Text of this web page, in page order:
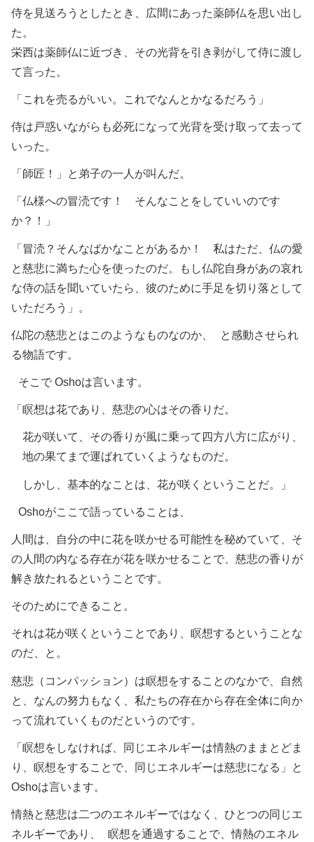
侍を見送ろうとしたとき、広間にあった薬師仏を思い出し
た。
栄西は薬師仏に近づき、その光背を引き剥がして侍に渡し
て言った。
「これを売るがいい。これでなんとかなるだろう」
侍は戸惑いながらも必死になって光背を受け取って去って
いった。
「師匠！」と弟子の一人が叫んだ。
「仏様への冒涜です！ そんなことをしていいのです
か？！」
「冒涜？そんなばかなことがあるか！ 私はただ、仏の愛
と慈悲に満ちた心を使ったのだ。もし仏陀自身があの哀れ
な侍の話を聞いていたら、彼のために手足を切り落として
いただろう」。
仏陀の慈悲とはこのようなものなのか、 と感動させられ
る物語です。
そこで Oshoは言います。
「瞑想は花であり、慈悲の心はその香りだ。
花が咲いて、その香りが風に乗って四方八方に広がり、
地の果てまで運ばれていくようなものだ。
しかし、基本的なことは、花が咲くということだ。」
Oshoがここで語っていることは、
人間は、自分の中に花を咲かせる可能性を秘めていて、そ
の人間の内なる存在が花を咲かせることで、慈悲の香りが
解き放たれるということです。
そのためにできること。
それは花が咲くということであり、瞑想するということな
のだ、と。
慈悲（コンパッション）は瞑想をすることのなかで、自然
と、なんの努力もなく、私たちの存在から存在全体に向か
って流れていくものだというのです。
「瞑想をしなければ、同じエネルギーは情熱のままとどま
り、瞑想をすることで、同じエネルギーは慈悲になる」と
Oshoは言います。
情熱と慈悲は二つのエネルギーではなく、ひとつの同じエ
ネルギーであり、 瞑想を通過することで、情熱のエネル